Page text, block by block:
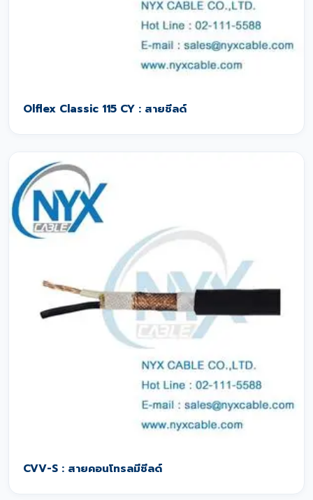
Olflex Classic 115 CY : สายชีลด์
CVV-S : สายคอนโทรลมีชีลด์